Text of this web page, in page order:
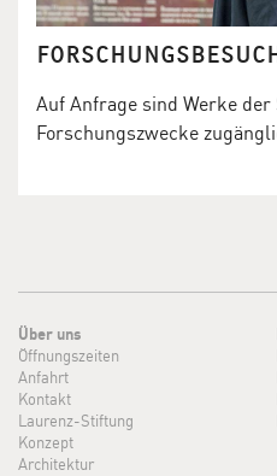
Auf Anfrage sind Werke
Forschungszwecke
Über uns
Öffnungszeiten
Anfahrt
Kontakt
Laurenz-Stiftung
Konzept
Architektur